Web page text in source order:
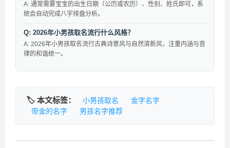
A: 通常需要宝宝的出生日期（公历或农历）、性别、姓氏即可，系
统会自动完成八字排盘分析。
Q: 2026年小男孩取名流行什么风格？
A: 2026年小男孩取名流行古典诗意风与自然清新风，注重内涵与音
律的和谐统一。
🏷️ 本文标签： 小男孩取名
金字名字
带金的名字
男孩名字推荐